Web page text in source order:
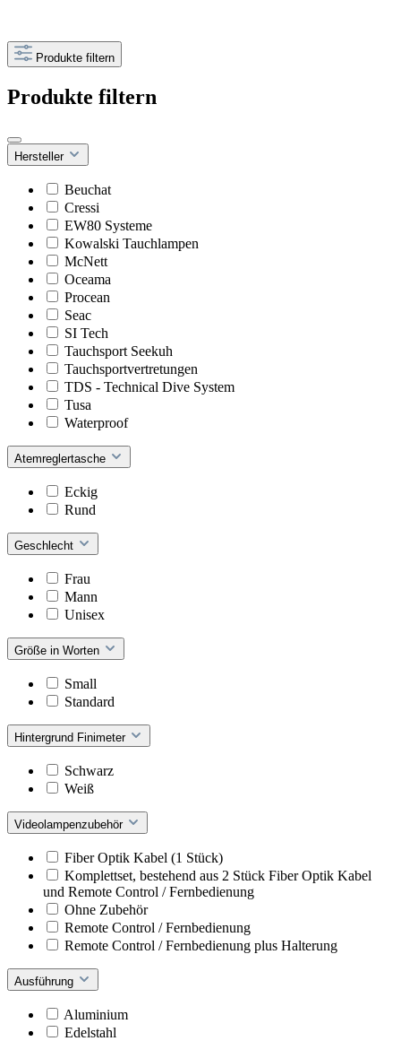
Produkte filtern
Produkte filtern
Hersteller
Beuchat
Cressi
EW80 Systeme
Kowalski Tauchlampen
McNett
Oceama
Procean
Seac
SI Tech
Tauchsport Seekuh
Tauchsportvertretungen
TDS - Technical Dive System
Tusa
Waterproof
Atemreglertasche
Eckig
Rund
Geschlecht
Frau
Mann
Unisex
Größe in Worten
Small
Standard
Hintergrund Finimeter
Schwarz
Weiß
Videolampenzubehör
Fiber Optik Kabel (1 Stück)
Komplettset, bestehend aus 2 Stück Fiber Optik Kabel
und Remote Control / Fernbedienung
Ohne Zubehör
Remote Control / Fernbedienung
Remote Control / Fernbedienung plus Halterung
Ausführung
Aluminium
Edelstahl